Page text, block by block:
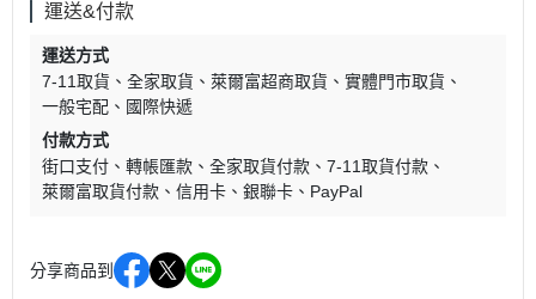
運送&付款
運送方式
7-11取貨
全家取貨 萊爾富超商取貨
實體門市取貨
一般宅配
國際快遞
付款方式
街口支付
轉帳匯款 全家取貨付款
7-11取貨付款
萊爾富取貨付款
信用卡 銀聯卡 PayPal
分享商品到